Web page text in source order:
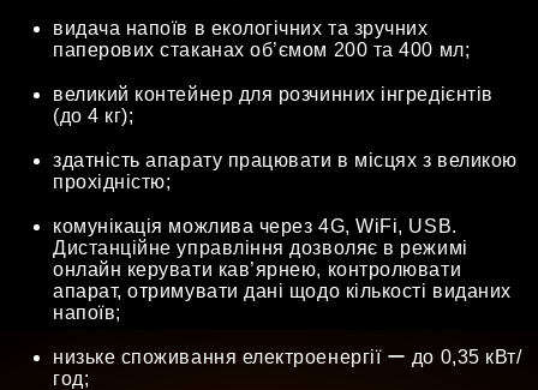
видача напоїв в екологічних та зручних
паперових стаканах об’ємом 200 та 400 мл;
великий контейнер для розчинних інгредієнтів
(до 4 кг);
здатність апарату працювати в місцях з великою
прохідністю;
комунікація можлива через 4G, WiFi, USB.
Дистанційне управління дозволяє в режимі
онлайн керувати кав’ярнею, контролювати
апарат, отримувати дані щодо кількості виданих
напоїв;
низьке споживання електроенергії ー до 0,35 кВт/
год;